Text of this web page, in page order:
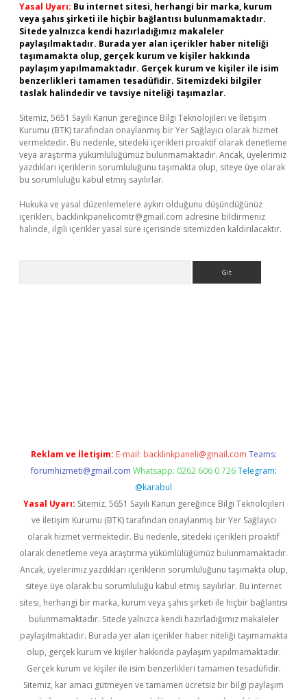
Yasal Uyarı: Bu internet sitesi, herhangi bir marka, kurum
veya şahıs şirketi ile hiçbir bağlantısı bulunmamaktadır.
Sitede yalnızca kendi hazırladığımız makaleler
paylaşılmaktadır. Burada yer alan içerikler haber niteliği
taşımamakta olup, gerçek kurum ve kişiler hakkında
paylaşım yapılmamaktadır. Gerçek kurum ve kişiler ile isim
benzerlikleri tamamen tesadüfidir. Sitemizdeki bilgiler
taslak halindedir ve tavsiye niteliği taşımazlar.
Sitemiz, 5651 Sayılı Kanun gereğince Bilgi Teknolojileri ve İletişim
Kurumu (BTK) tarafından onaylanmış bir Yer Sağlayıcı olarak hizmet
vermektedir. Bu nedenle, sitedeki içerikleri proaktif olarak denetleme
veya araştırma yükümlülüğümüz bulunmamaktadır. Ancak, üyelerimiz
yazdıkları içeriklerin sorumluluğunu taşımakta olup, siteye üye olarak
bu sorumluluğu kabul etmiş sayılırlar.
Hukuka ve yasal düzenlemelere aykırı olduğunu düşündüğünüz
içerikleri, backlinkpanelicomtr@gmail.com adresine bildirmeniz
halinde, ilgili içerikler yasal süre içerisinde sitemizden kaldırılacaktır.
Reklam ve İletişim: E-mail: backlinkpaneli@gmail.com Teams:
forumhizmeti@gmail.com Whatsapp: 0262 606 0 726 Telegram:
@karabul
Yasal Uyarı: Sitemiz, 5651 Sayılı Kanun gereğince Bilgi Teknolojileri
ve İletişim Kurumu (BTK) tarafından onaylanmış bir Yer Sağlayıcı
olarak hizmet vermektedir. Bu nedenle, sitedeki içerikleri proaktif
olarak denetleme veya araştırma yükümlülüğümüz bulunmamaktadır.
Ancak, üyelerimiz yazdıkları içeriklerin sorumluluğunu taşımakta olup,
siteye üye olarak bu sorumluluğu kabul etmiş sayılırlar. Bu internet
sitesi, herhangi bir marka, kurum veya şahıs şirketi ile hiçbir bağlantısı
bulunmamaktadır. Sitede yalnızca kendi hazırladığımız makaleler
paylaşılmaktadır. Burada yer alan içerikler haber niteliği taşımamakta
olup, gerçek kurum ve kişiler hakkında paylaşım yapılmamaktadır.
Gerçek kurum ve kişiler ile isim benzerlikleri tamamen tesadüfidir.
Sitemiz, kar amacı gütmeyen ve tamamen ücretsiz bir bilgi paylaşım